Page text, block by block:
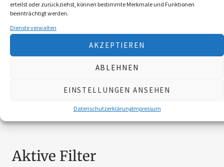
erteilst oder zurückziehst, können bestimmte Merkmale und Funktionen
beeinträchtigt werden.
Dienste verwalten
AKZEPTIEREN
ABLEHNEN
EINSTELLUNGEN ANSEHEN
DatenschutzerklärungImpressum
BROSCHÜREN
SCHILDER NÖ-JAGDVERBAND
6
Nach Preis filtern
Aktive Filter